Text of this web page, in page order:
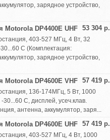
зарядное устройство,
53 304 р.
Motorola DP4400E UHF
403-527 МГц, 4 Вт, 32
С (Комплектация:
зарядное устройство,
57 419 р.
Motorola DP4600E VHF
136-174МГц, 5 Вт, 1000
30...60 С, дисплей, усеч.клав.
антенна, аккумулятор, заря...
57 419 р.
Motorola DP4600E UHF
403-527 МГц, 4 Вт, 1000